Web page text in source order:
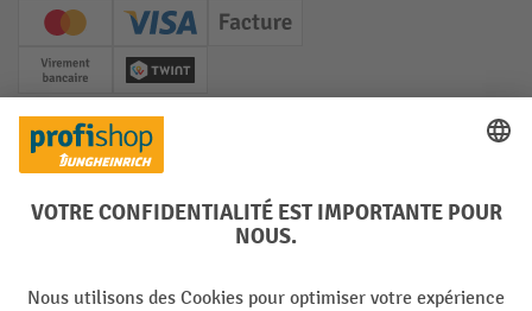
Creditcard (Master)Creditcard (Visa)
Facture
Paiement anticipé
Twint
Réseaux sociaux
Facebook
YouTube
LinkedIn
Instagram
Langues